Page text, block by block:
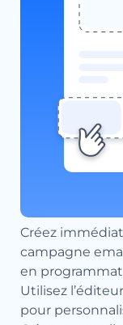
Créez
campagne
en
Utilisez
pour